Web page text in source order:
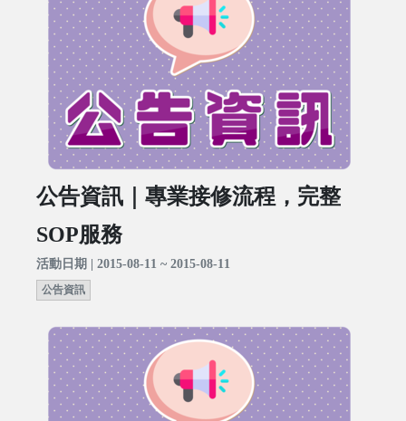
公告資訊｜專業接修流程，完整
SOP服務
活動日期 | 2015-08-11 ~ 2015-08-11
公告資訊